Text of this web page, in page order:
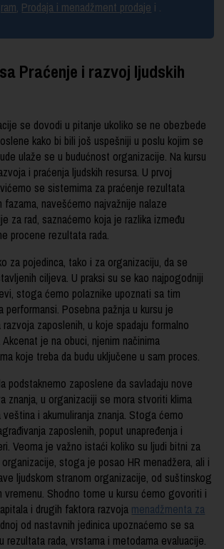
, Prodaja i menadžment prodaje i .
Praćenje i razvoj ljudskih
se dovodi u pitanje ukoliko se ne obezbede
kako bi bili još uspešniji u poslu kojim se
ulaže se u budućnost organizacije. Na kursu
i praćenja ljudskih resursa. U prvoj
se sistemima za praćenje rezultata
fazama, navešćemo najvažnije nalaze
za rad, saznaćemo koja je razlika između
procene rezultata rada.
za pojedinca, tako i za organizaciju, da se
ciljeva. U praksi su se kao najpogodniji
stoga ćemo polaznike upoznati sa tim
performansi. Posebna pažnja u kursu je
zaposlenih, u koje spadaju formalno
je na obuci, njenim načinima
koje treba da budu uključene u sam proces.
podstaknemo zaposlene da savladaju nove
znanja, u organizaciji se mora stvoriti klima
veština i akumuliranja znanja. Stoga ćemo
zaposlenih, poput unapređenja i
Veoma je važno istaći koliko su ljudi bitni za
stoga je posao HR menadžera, ali i
ljudskom stranom organizacije, od suštinskog
vremenu. Shodno tome u kursu ćemo govoriti i
i drugih faktora razvoja menadžmenta za
od nastavnih jedinica upoznaćemo se sa
rezultata rada, vrstama i metodama evaluacije.